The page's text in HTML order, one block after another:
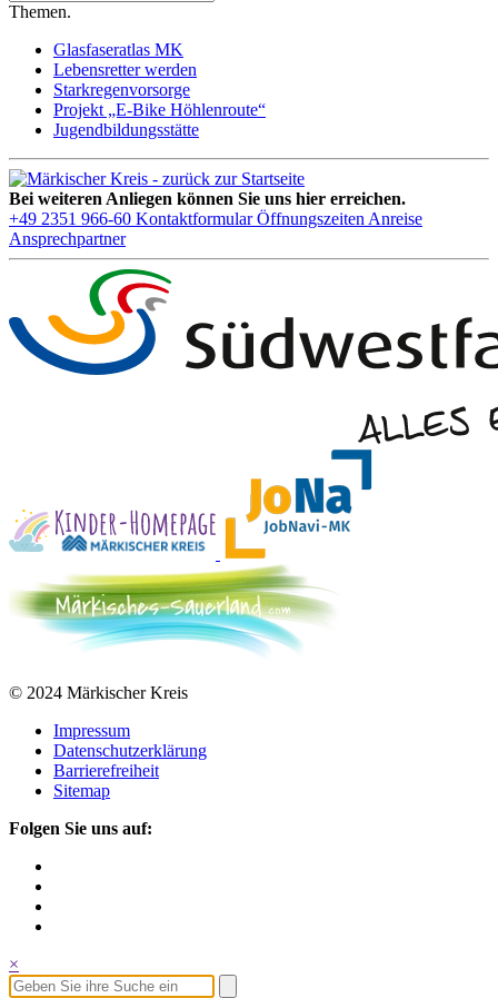
Themen.
Glasfaseratlas MK
Lebensretter werden
Starkregenvorsorge
Projekt „E-Bike Höhlenroute“
Jugendbildungsstätte
Bei weiteren Anliegen können Sie uns hier erreichen.
+49 2351 966-60 Kontaktformular Öffnungszeiten Anreise
Ansprechpartner
© 2024 Märkischer Kreis
Impressum
Datenschutzerklärung
Barrierefreiheit
Sitemap
Folgen Sie uns auf:
×